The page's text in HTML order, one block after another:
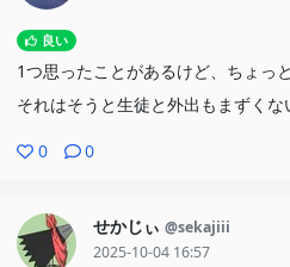
良い
1つ思ったことがあるけど、ちょっ
それはそうと生徒と外出もまずくな
0 0
せかじぃ @sekajiii
2025-10-04 16:57